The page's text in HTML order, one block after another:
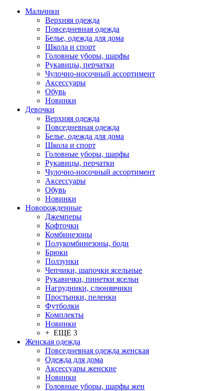
Мальчики
Верхняя одежда
Повседневная одежда
Белье, одежда для дома
Школа и спорт
Головные уборы, шарфы
Рукавицы, перчатки
Чулочно-носочный ассортимент
Аксессуары
Обувь
Новинки
Девочки
Верхняя одежда
Повседневная одежда
Белье, одежда для дома
Школа и спорт
Головные уборы, шарфы
Рукавицы, перчатки
Чулочно-носочный ассортимент
Аксессуары
Обувь
Новинки
Новорожденные
Джемперы
Кофточки
Комбинезоны
Полукомбинезоны, боди
Брюки
Ползунки
Чепчики, шапочки ясельные
Рукавички, пинетки ясельн
Нагрудники, слюнявчики
Простынки, пеленки
Футболки
Комплекты
Новинки
+ ЕЩЕ 3
Женская одежда
Повседневная одежда женская
Одежда для дома
Аксессуары женские
Новинки
Головные уборы, шарфы жен